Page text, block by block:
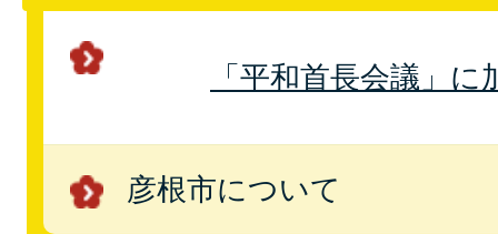
「平和首長会議」
彦根市について